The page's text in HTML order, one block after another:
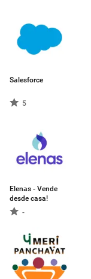
Salesforce
5
Elenas - Vende
desde casa!
-